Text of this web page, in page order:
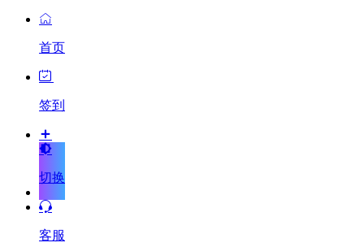
首页
签到
切换
客服